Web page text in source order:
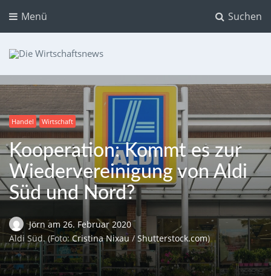
Suchen
Menü
Dein Ratgeber für Aktien und Kryptowährungen
Handel Wirtschaft
Kooperation: Kommt es zur
Wiedervereinigung von Aldi
Süd und Nord?
Jörn am 26. Februar 2020
Aldi Süd. (Foto:Cristina Nixau / Shutterstock.com)